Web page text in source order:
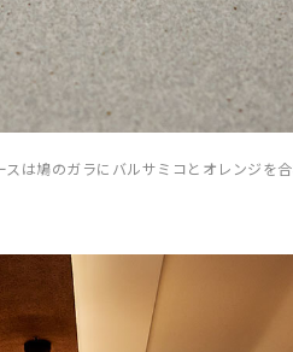
は鳩のガラにバルサミコとオレンジを